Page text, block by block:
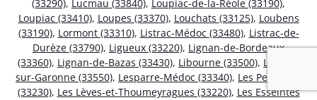
(33290), Lucmau (33840), Loupiac-de-la-Réole (33190),
Loupiac (33410), Loupes (33370), Louchats (33125), Loubens
(33190), Lormont (33310), Listrac-Médoc (33480), Listrac-de-
Durèze (33790), Ligueux (33220), Lignan-de-Bordeaux
(33360), Lignan-de-Bazas (33430), Libourne (33500), Lestiac-
sur-Garonne (33550), Lesparre-Médoc (33340), Les Peintures
(33230), Les Lèves-et-Thoumeyragues (33220), Les Esseintes